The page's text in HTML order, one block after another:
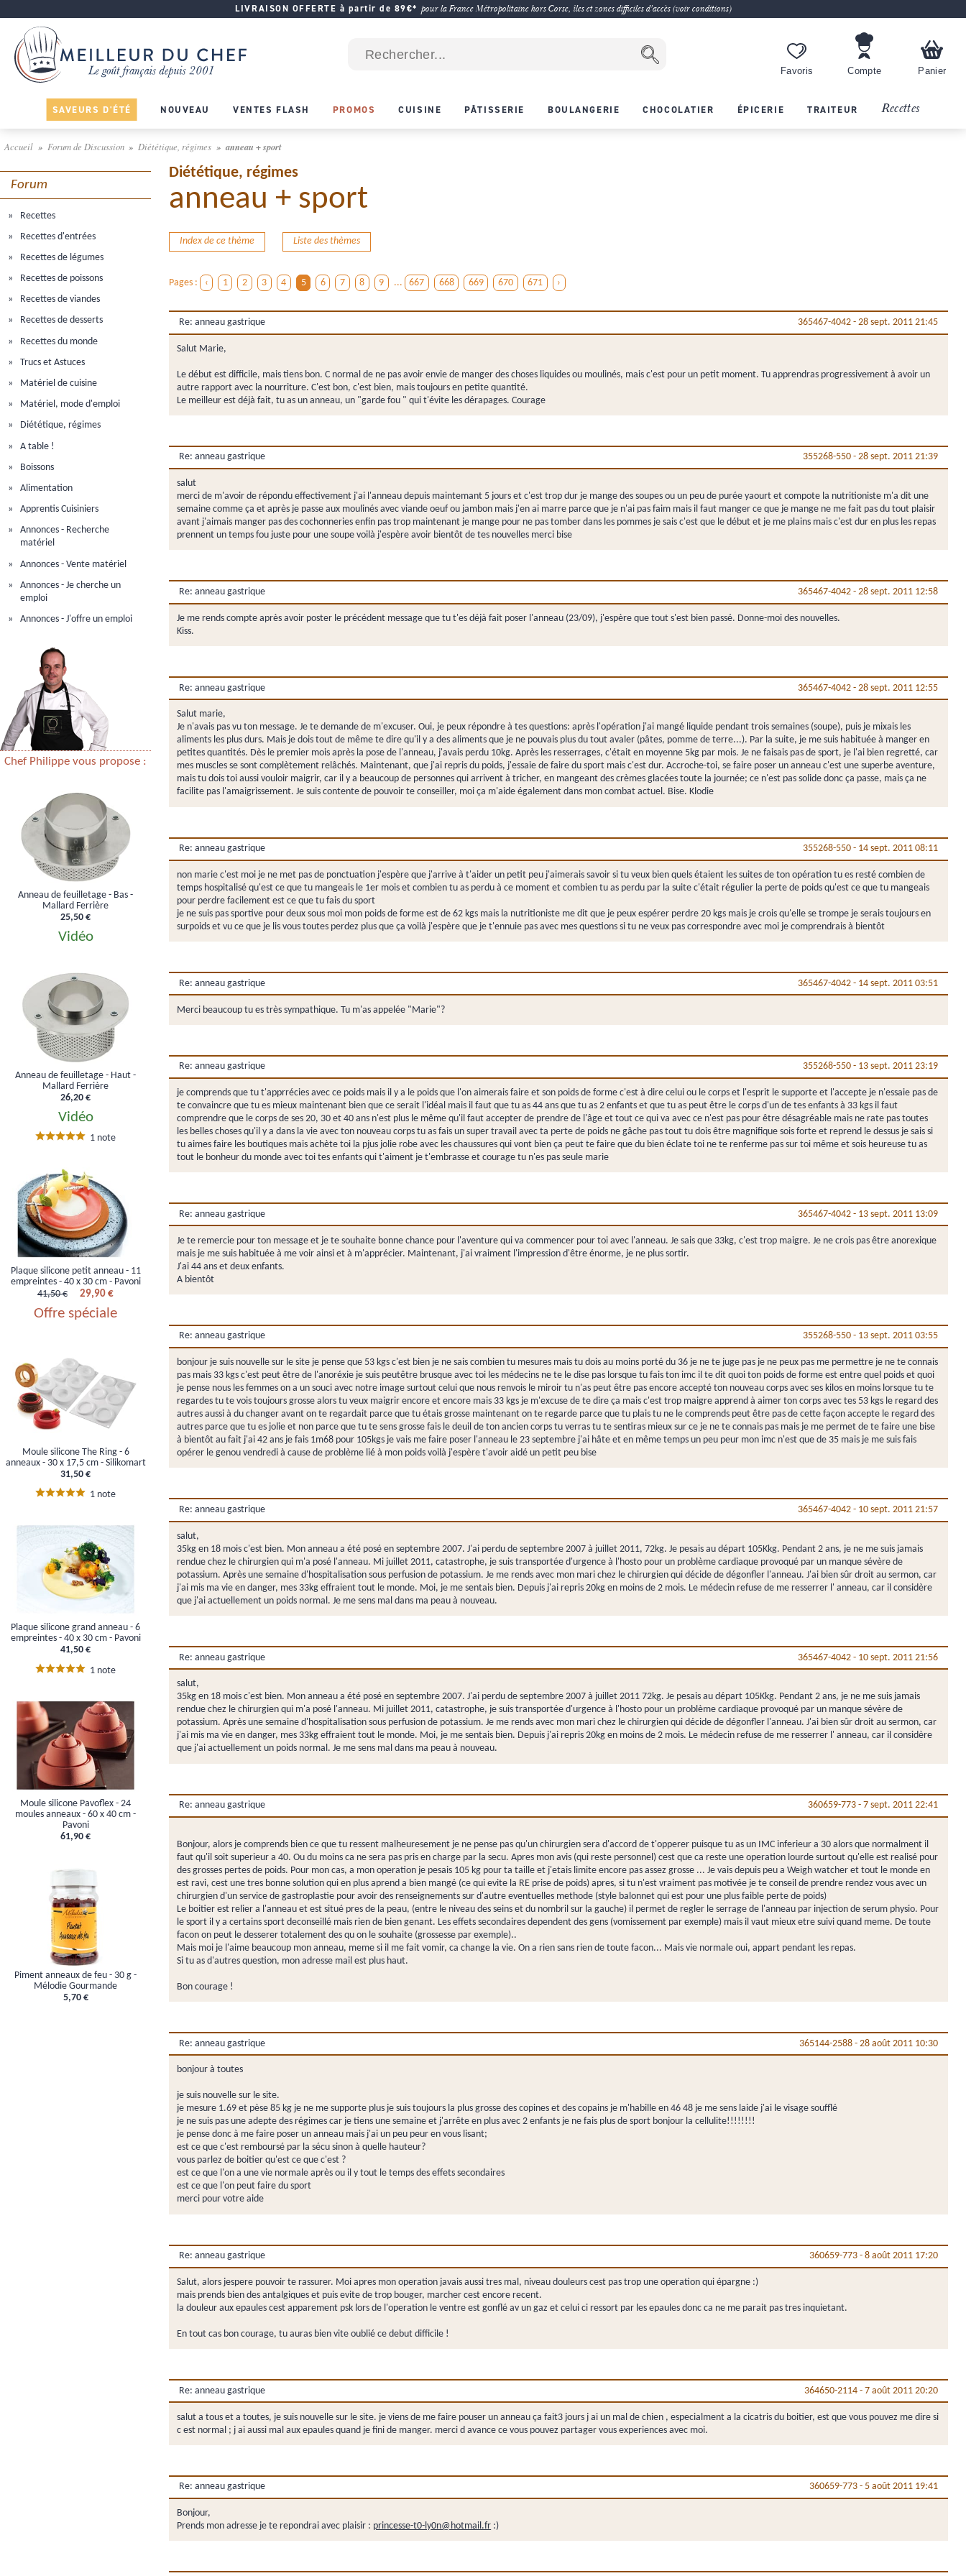
LIVRAISON OFFERTE à partir de 89€* pour la France Métropolitaine hors Corse, îles et zones difficiles d'accès (voir conditions)
Favoris Compte Panier
SAVEURS D'ÉTÉ NOUVEAU VENTES FLASH PROMOS CUISINE PÂTISSERIE BOULANGERIE CHOCOLATIER ÉPICERIE TRAITEUR Recettes
Accueil Forum de Discussion Diététique, régimes anneau + sport
Forum
Recettes
Recettes d'entrées
Recettes de légumes
Recettes de poissons
Recettes de viandes
Recettes de desserts
Recettes du monde
Trucs et Astuces
Matériel de cuisine
Matériel, mode d'emploi
Diététique, régimes
A table !
Boissons
Alimentation
Apprentis Cuisiniers
Annonces - Recherche
matériel
Annonces - Vente matériel
Annonces - Je cherche un
emploi
Annonces - J'offre un emploi
Chef Philippe vous propose :
Anneau de feuilletage - Bas -
Mallard Ferrière
25,50 €
Vidéo
Anneau de feuilletage - Haut -
Mallard Ferrière
26,20 €
Vidéo
1 note
Plaque silicone petit anneau - 11
empreintes - 40 x 30 cm - Pavoni
41,50 €
29,90 €
Offre spéciale
Moule silicone The Ring - 6
anneaux - 30 x 17,5 cm - Silikomart
31,50 €
1 note
Plaque silicone grand anneau - 6
empreintes - 40 x 30 cm - Pavoni
41,50 €
1 note
Moule silicone Pavoflex - 24
moules anneaux - 60 x 40 cm -
Pavoni
61,90 €
Piment anneaux de feu - 30 g -
Mélodie Gourmande
5,70 €
Diététique, régimes
anneau + sport
Index de ce thème Liste des thèmes
Pages : ‹ 1 2 3 4 5 6 7 8 9 ... 667 668 669 670 671 ›
Re: anneau gastrique 365467-4042 - 28 sept. 2011 21:45
Salut Marie,
Le début est difficile, mais tiens bon. C normal de ne pas avoir envie de manger des choses liquides ou moulinés, mais c'est pour un petit moment. Tu apprendras progressivement à avoir un
autre rapport avec la nourriture. C'est bon, c'est bien, mais toujours en petite quantité.
Le meilleur est déjà fait, tu as un anneau, un "garde fou " qui t'évite les dérapages. Courage
Re: anneau gastrique 355268-550 - 28 sept. 2011 21:39
salut
merci de m'avoir de répondu effectivement j'ai l'anneau depuis maintemant 5 jours et c'est trop dur je mange des soupes ou un peu de purée yaourt et compote la nutritioniste m'a dit une
semaine comme ça et après je passe aux moulinés avec viande oeuf ou jambon mais j'en ai marre parce que je n'ai pas faim mais il faut manger ce que je mange ne me fait pas du tout plaisir
avant j'aimais manger pas des cochonneries enfin pas trop maintenant je mange pour ne pas tomber dans les pommes je sais c'est que le début et je me plains mais c'est dur en plus les repas
prennent un temps fou juste pour une soupe voilà j'espère avoir bientôt de tes nouvelles merci bise
Re: anneau gastrique 365467-4042 - 28 sept. 2011 12:58
Je me rends compte après avoir poster le précédent message que tu t'es déjà fait poser l'anneau (23/09), j'espère que tout s'est bien passé. Donne-moi des nouvelles.
Kiss.
Re: anneau gastrique 365467-4042 - 28 sept. 2011 12:55
Salut marie,
Je n'avais pas vu ton message. Je te demande de m'excuser. Oui, je peux répondre à tes questions: après l'opération j'ai mangé liquide pendant trois semaines (soupe), puis je mixais les
aliments les plus durs. Mais je dois tout de même te dire qu'il y a des aliments que je ne pouvais plus du tout avaler (pâtes, pomme de terre...). Par la suite, je me suis habituée à manger en
petites quantités. Dès le premier mois après la pose de l'anneau, j'avais perdu 10kg. Après les resserrages, c'était en moyenne 5kg par mois. Je ne faisais pas de sport, je l'ai bien regretté, car
mes muscles se sont complètement relâchés. Maintenant, que j'ai repris du poids, j'essaie de faire du sport mais c'est dur. Accroche-toi, se faire poser un anneau c'est une superbe aventure,
mais tu dois toi aussi vouloir maigrir, car il y a beaucoup de personnes qui arrivent à tricher, en mangeant des crèmes glacées toute la journée; ce n'est pas solide donc ça passe, mais ça ne
facilite pas l'amaigrissement. Je suis contente de pouvoir te conseiller, moi ça m'aide également dans mon combat actuel. Bise. Klodie
Re: anneau gastrique 355268-550 - 14 sept. 2011 08:11
non marie c'est moi je ne met pas de ponctuation j'espère que j'arrive à t'aider un petit peu j'aimerais savoir si tu veux bien quels étaient les suites de ton opération tu es resté combien de
temps hospitalisé qu'est ce que tu mangeais le 1er mois et combien tu as perdu à ce moment et combien tu as perdu par la suite c'était régulier la perte de poids qu'est ce que tu mangeais
pour perdre facilement est ce que tu fais du sport
je ne suis pas sportive pour deux sous moi mon poids de forme est de 62 kgs mais la nutritioniste me dit que je peux espérer perdre 20 kgs mais je crois qu'elle se trompe je serais toujours en
surpoids et vu ce que je lis vous toutes perdez plus que ça voilà j'espère que je t'ennuie pas avec mes questions si tu ne veux pas correspondre avec moi je comprendrais à bientôt
Re: anneau gastrique 365467-4042 - 14 sept. 2011 03:51
Merci beaucoup tu es très sympathique. Tu m'as appelée "Marie"?
Re: anneau gastrique 355268-550 - 13 sept. 2011 23:19
je comprends que tu t'apprrécies avec ce poids mais il y a le poids que l'on aimerais faire et son poids de forme c'est à dire celui ou le corps et l'esprit le supporte et l'accepte je n'essaie pas de
te convaincre que tu es mieux maintenant bien que ce serait l'idéal mais il faut que tu as 44 ans que tu as 2 enfants et que tu as peut être le corps d'un de tes enfants à 33 kgs il faut
comprendre que le corps de ses 20, 30 et 40 ans n'est plus le même qu'il faut accepter de prendre de l'âge et tout ce qui va avec ce n'est pas pour être désagréable mais ne rate pas toutes
les belles choses qu'il y a dans la vie avec ton nouveau corps tu as fais un super travail avec ta perte de poids ne gâche pas tout tu dois être magnifique sois forte et reprend le dessus je sais si
tu aimes faire les boutiques mais achète toi la pjus jolie robe avec les chaussures qui vont bien ça peut te faire que du bien éclate toi ne te renferme pas sur toi même et sois heureuse tu as
tout le bonheur du monde avec toi tes enfants qui t'aiment je t'embrasse et courage tu n'es pas seule marie
Re: anneau gastrique 365467-4042 - 13 sept. 2011 13:09
Je te remercie pour ton message et je te souhaite bonne chance pour l'aventure qui va commencer pour toi avec l'anneau. Je sais que 33kg, c'est trop maigre. Je ne crois pas être anorexique
mais je me suis habituée à me voir ainsi et à m'apprécier. Maintenant, j'ai vraiment l'impression d'être énorme, je ne plus sortir.
J'ai 44 ans et deux enfants.
A bientôt
Re: anneau gastrique 355268-550 - 13 sept. 2011 03:55
bonjour je suis nouvelle sur le site je pense que 53 kgs c'est bien je ne sais combien tu mesures mais tu dois au moins porté du 36 je ne te juge pas je ne peux pas me permettre je ne te connais
pas mais 33 kgs c'est peut être de l'anoréxie je suis peutêtre brusque avec toi les médecins ne te le dise pas lorsque tu fais ton imc il te dit quoi ton poids de forme est entre quel poids et quoi
je pense nous les femmes on a un souci avec notre image surtout celui que nous renvois le miroir tu n'as peut être pas encore accepté ton nouveau corps avec ses kilos en moins lorsque tu te
regardes tu te vois toujours grosse alors tu veux maigrir encore et encore mais 33 kgs je m'excuse de te dire ça mais c'est trop maigre apprend à aimer ton corps avec tes 53 kgs le regard des
autres aussi à du changer avant on te regardait parce que tu étais grosse maintenant on te regarde parce que tu plais tu ne le comprends peut être pas de cette façon accepte le regard des
autres parce que tu es jolie et non parce que tu te sens grosse fais le deuil de ton ancien corps tu verras tu te sentiras mieux sur ce je ne te connais pas mais je me permet de te faire une bise
à bientôt au fait j'ai 42 ans je fais 1m68 pour 105kgs je vais me faire poser l'anneau le 23 septembre j'ai hâte et en même temps un peu peur mon imc n'est que de 35 mais je me suis fais
opérer le genou vendredi à cause de problème lié à mon poids voilà j'espère t'avoir aidé un petit peu bise
Re: anneau gastrique 365467-4042 - 10 sept. 2011 21:57
salut,
35kg en 18 mois c'est bien. Mon anneau a été posé en septembre 2007. J'ai perdu de septembre 2007 à juillet 2011, 72kg. Je pesais au départ 105Kkg. Pendant 2 ans, je ne me suis jamais
rendue chez le chirurgien qui m'a posé l'anneau. Mi juillet 2011, catastrophe, je suis transportée d'urgence à l'hosto pour un problème cardiaque provoqué par un manque sévère de
potassium. Après une semaine d'hospitalisation sous perfusion de potassium. Je me rends avec mon mari chez le chirurgien qui décide de dégonfler l'anneau. J'ai bien sûr droit au sermon, car
j'ai mis ma vie en danger, mes 33kg effraient tout le monde. Moi, je me sentais bien. Depuis j'ai repris 20kg en moins de 2 mois. Le médecin refuse de me resserrer l' anneau, car il considère
que j'ai actuellement un poids normal. Je me sens mal dans ma peau à nouveau.
Re: anneau gastrique 365467-4042 - 10 sept. 2011 21:56
salut,
35kg en 18 mois c'est bien. Mon anneau a été posé en septembre 2007. J'ai perdu de septembre 2007 à juillet 2011 72kg. Je pesais au départ 105Kkg. Pendant 2 ans, je ne me suis jamais
rendue chez le chirurgien qui m'a posé l'anneau. Mi juillet 2011, catastrophe, je suis transportée d'urgence à l'hosto pour un problème cardiaque provoqué par un manque sévère de
potassium. Après une semaine d'hospitalisation sous perfusion de potassium. Je me rends avec mon mari chez le chirurgien qui décide de dégonfler l'anneau. J'ai bien sûr droit au sermon, car
j'ai mis ma vie en danger, mes 33kg effraient tout le monde. Moi, je me sentais bien. Depuis j'ai repris 20kg en moins de 2 mois. Le médecin refuse de me resserrer l' anneau, car il considère
que j'ai actuellement un poids normal. Je me sens mal dans ma peau à nouveau.
Re: anneau gastrique 360659-773 - 7 sept. 2011 22:41
Bonjour, alors je comprends bien ce que tu ressent malheuresement je ne pense pas qu'un chirurgien sera d'accord de t'opperer puisque tu as un IMC inferieur a 30 alors que normalment il
faut qu'il soit superieur a 40. Ou du moins ca ne sera pas pris en charge par la secu. Apres mon avis (qui reste personnel) cest que ca reste une operation lourde surtout qu'elle est realisé pour
des grosses pertes de poids. Pour mon cas, a mon operation je pesais 105 kg pour ta taille et j'etais limite encore pas assez grosse ... Je vais depuis peu a Weigh watcher et tout le monde en
est ravi, cest une tres bonne solution qui en plus aprend a bien mangé (ce qui evite la RE prise de poids) apres, si tu n'est vraiment pas motivée je te conseil de prendre rendez vous avec un
chirurgien d'un service de gastroplastie pour avoir des renseignements sur d'autre eventuelles methode (style balonnet qui est pour une plus faible perte de poids)
Le boitier est relier a l'anneau et est situé pres de la peau, (entre le niveau des seins et du nombril sur la gauche) il permet de regler le serrage de l'anneau par injection de serum physio. Pour
le sport il y a certains sport deconseillé mais rien de bien genant. Les effets secondaires dependent des gens (vomissement par exemple) mais il vaut mieux etre suivi quand meme. De toute
facon on peut le desserer totalement des qu on le souhaite (grossesse par exemple)..
Mais moi je l'aime beaucoup mon anneau, meme si il me fait vomir, ca change la vie. On a rien sans rien de toute facon... Mais vie normale oui, appart pendant les repas.
Si tu as d'autres question, mon adresse mail est plus haut.
Bon courage !
Re: anneau gastrique 365144-2588 - 28 août 2011 10:30
bonjour à toutes
je suis nouvelle sur le site.
je mesure 1.69 et pèse 85 kg je ne me supporte plus je suis toujours la plus grosse des copines et des copains je m'habille en 46 48 je me sens laide j'ai le visage soufflé
je ne suis pas une adepte des régimes car je tiens une semaine et j'arrête en plus avec 2 enfants je ne fais plus de sport bonjour la cellulite!!!!!!!!
je pense donc à me faire poser un anneau mais j'ai un peu peur en vous lisant;
est ce que c'est remboursé par la sécu sinon à quelle hauteur?
vous parlez de boitier qu'est ce que c'est ?
est ce que l'on a une vie normale après ou il y tout le temps des effets secondaires
est ce que l'on peut faire du sport
merci pour votre aide
Re: anneau gastrique 360659-773 - 8 août 2011 17:20
Salut, alors jespere pouvoir te rassurer. Moi apres mon operation javais aussi tres mal, niveau douleurs cest pas trop une operation qui épargne :)
mais prends bien des antalgiques et puis evite de trop bouger, marcher cest encore recent.
la douleur aux epaules cest apparement psk lors de l'operation le ventre est gonflé av un gaz et celui ci ressort par les epaules donc ca ne me parait pas tres inquietant.
En tout cas bon courage, tu auras bien vite oublié ce debut difficile !
Re: anneau gastrique 364650-2114 - 7 août 2011 20:20
salut a tous et a toutes, je suis nouvelle sur le site. je viens de me faire pouser un anneau ça fait3 jours j ai un mal de chien , especialment a la cicatris du boitier, est que vous pouvez me dire si
c est normal ; j ai aussi mal aux epaules quand je fini de manger. merci d avance ce vous pouvez partager vous experiences avec moi.
Re: anneau gastrique 360659-773 - 5 août 2011 19:41
Bonjour,
Prends mon adresse je te repondrai avec plaisir : princesse-t0-ly0n@hotmail.fr :)